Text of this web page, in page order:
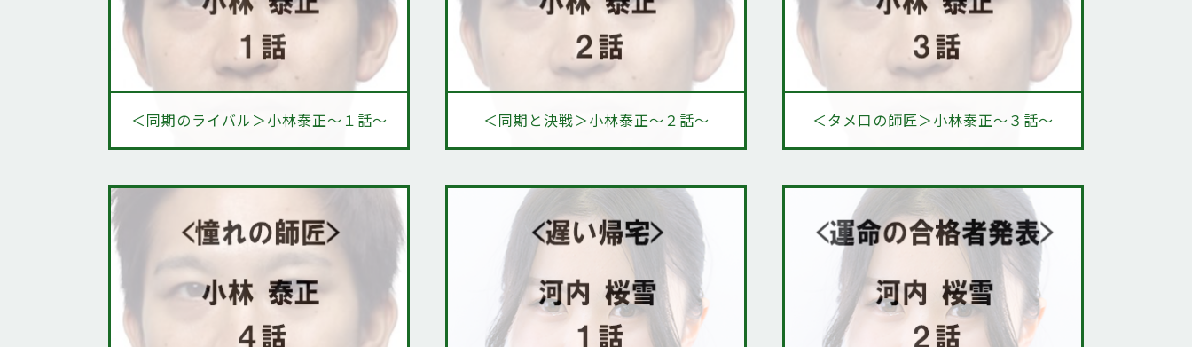
＜同期のライバル＞小林泰正～１話～ ＜同期と決戦＞小林泰正～２話～ ＜タメ口の師匠＞小林泰正～３話～